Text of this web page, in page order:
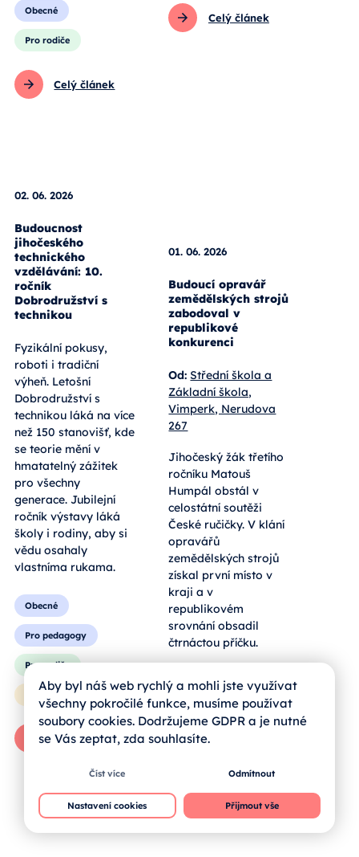
Obecné
Pro rodiče
Celý článek
Celý článek
02. 06. 2026
Budoucnost
jihočeského
technického
vzdělávání: 10.
Dobrodružství s
technikou
Fyzikální pokusy,
roboti i tradiční
výheň. Letošní
Dobrodružství s
technikou láká na více
než 150 stanovišť, kde
se teorie mění v
hmatatelný zážitek
pro všechny
generace. Jubilejní
ročník výstavy láká
školy i rodiny, aby si
vlastníma rukama.
Obecné
Pro pedagogy
Pro rodiče
Pro žáky
Celý článek
01. 06. 2026
Budoucí opravář
zemědělských strojů
zabodoval v
republikové
konkurenci
Od: Střední škola a
Základní škola,
Vimperk, Nerudova
267
Jihočeský žák třetího
ročníku Matouš
Humpál obstál v
celostátní soutěži
České ručičky. V klání
opravářů
zemědělských strojů
získal první místo v
kraji a v
republikovém
srovnání obsadil
čtrnáctou příčku.
Obecné
Pro rodiče
Pro žáky
Zprávy od škol
Celý článek
Aby byl náš web rychlý a mohli jste využívat
všechny pokročilé funkce, musíme používat
soubory cookies. Dodržujeme GDPR a je nutné
se Vás zeptat, zda souhlasíte.
Číst více Odmítnout
Nastavení cookies Přijmout vše